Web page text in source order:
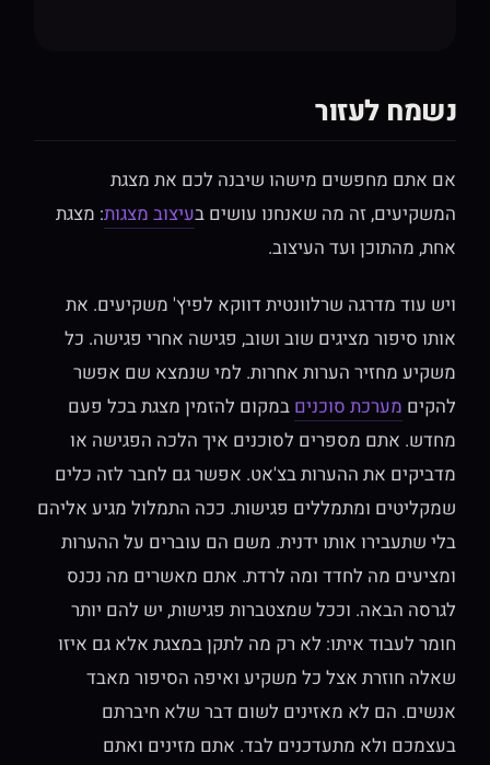
נשמח לעזור
אם אתם מחפשים מישהו שיבנה לכם את מצגת
המשקיעים, זה מה שאנחנו עושים בעיצוב מצגות: מצגת
אחת, מהתוכן ועד העיצוב.
ויש עוד מדרגה שרלוונטית דווקא לפיץ' משקיעים. את
אותו סיפור מציגים שוב ושוב, פגישה אחרי פגישה. כל
משקיע מחזיר הערות אחרות. למי שנמצא שם אפשר
להקים מערכת סוכניםבמקום להזמין מצגת בכל פעם
מחדש. אתם מספרים לסוכנים איך הלכה הפגישה או
מדביקים את ההערות בצ'אט. אפשר גם לחבר לזה כלים
שמקליטים ומתמללים פגישות. ככה התמלול מגיע אליהם
בלי שתעבירו אותו ידנית. משם הם עוברים על ההערות
ומציעים מה לחדד ומה לרדת. אתם מאשרים מה נכנס
לגרסה הבאה. וככל שמצטברות פגישות, יש להם יותר
חומר לעבוד איתו: לא רק מה לתקן במצגת אלא גם איזו
שאלה חוזרת אצל כל משקיע ואיפה הסיפור מאבד
אנשים. הם לא מאזינים לשום דבר שלא חיברתם
בעצמכם ולא מתעדכנים לבד. אתם מזינים ואתם